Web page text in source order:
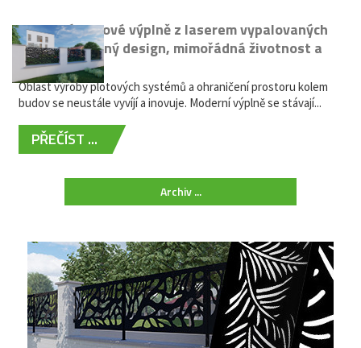
Moderní plotové výplně z laserem vypalovaných
kovů: výjimečný design, mimořádná životnost a
žádná údržba
Oblast výroby plotových systémů a ohraničení prostoru kolem
budov se neustále vyvíjí a inovuje. Moderní výplně se stávají...
PŘEČÍST ...
Archiv ...